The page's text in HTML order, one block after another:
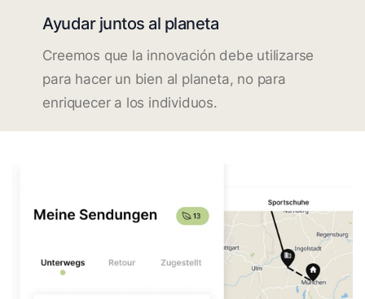
Ayudar juntos al planeta
Creemos que la innovación debe utilizarse
para hacer un bien al planeta, no para
enriquecer a los individuos.